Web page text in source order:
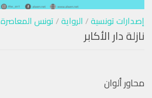
إصدارات تونسية/ الرواية/ تونس المعاصرة
نازلة دار الأكابر
محاور ألوان